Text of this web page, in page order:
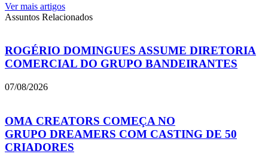
Ver mais artigos
Assuntos Relacionados
ROGÉRIO DOMINGUES ASSUME DIRETORIA
COMERCIAL DO GRUPO BANDEIRANTES
07/08/2026
OMA CREATORS COMEÇA NO
GRUPO DREAMERS COM CASTING DE 50
CRIADORES